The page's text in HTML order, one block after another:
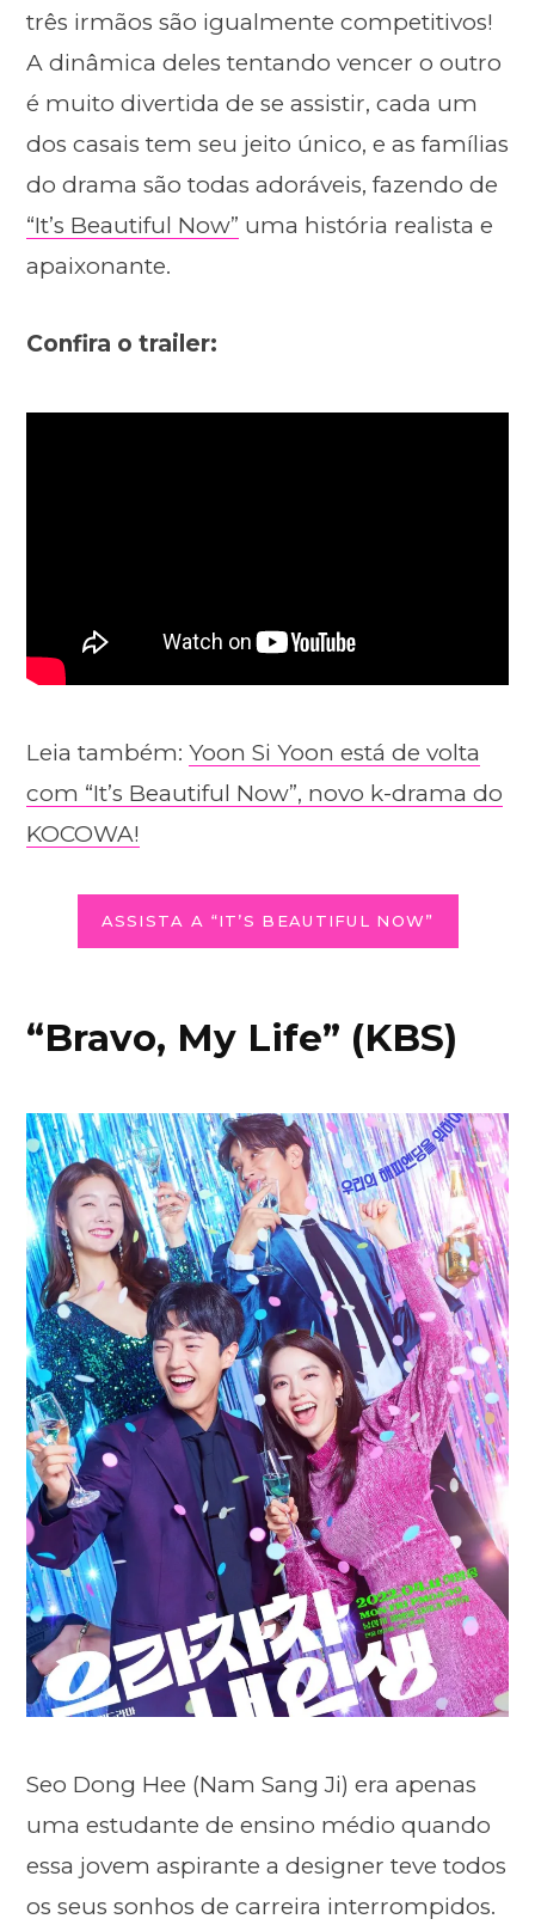
três irmãos são igualmente competitivos!
A dinâmica deles tentando vencer o outro
é muito divertida de se assistir, cada um
dos casais tem seu jeito único, e as famílias
do drama são todas adoráveis, fazendo de
“It’s Beautiful Now” uma história realista e
apaixonante.
Confira o trailer:
Leia também: Yoon Si Yoon está de volta
com “It’s Beautiful Now”, novo k-drama do
KOCOWA!
ASSISTA A “IT’S BEAUTIFUL NOW”
“Bravo, My Life” (KBS)
Seo Dong Hee (Nam Sang Ji) era apenas
uma estudante de ensino médio quando
essa jovem aspirante a designer teve todos
os seus sonhos de carreira interrompidos.